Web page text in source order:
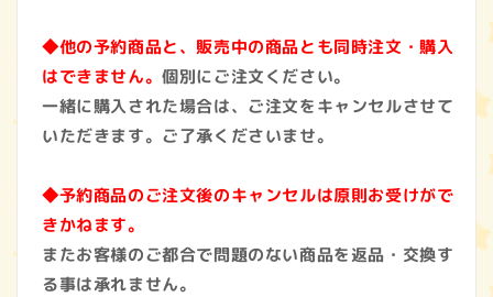
◆他の予約商品と、販売中の商品とも同時注文・購入
はできません。個別にご注文ください。
一緒に購入された場合は、ご注文をキャンセルさせて
いただきます。ご了承くださいませ。
◆予約商品のご注文後のキャンセルは原則お受けがで
きかねます。
またお客様のご都合で問題のない商品を返品・交換す
る事は承れません。